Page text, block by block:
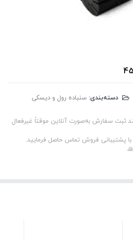
دسته‌بندی: سنباده رول و دیسکی
ثبت سفارش به‌صورت آنلاین موقتاً غیرفعال
پشتیبانی فروش تماس حاصل فرمایید.